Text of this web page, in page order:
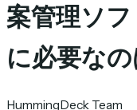
案管理ソ
に必要な
HummingDeck Team